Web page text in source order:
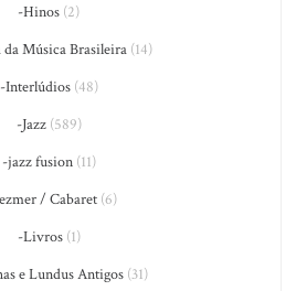
-Hinos (2)
Música Brasileira(14)
-Interlúdios(48)
-Jazz(589)
-jazz fusion(11)
/ Cabaret (6)
-Livros(1)
e Lundus Antigos (31)